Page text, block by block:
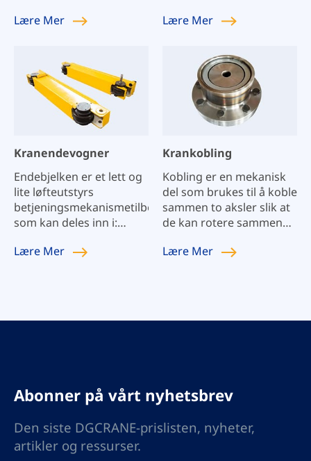
enkeltfelghjul,
standardhjul.
Lære Mer
utmerket ytelse; bredt
2,75 tonn til 40 tonn,
vitenskapelig
serieinndeling
(DWB112~DWB500)
bidrar til å sikre at hver
applikasjon har
hjulblokker. Brukes
hovedsakelig i stablere,
skjermmaskiner,
utstyrsstøtte,
metallurgiske vogner og
tilby våre tekniske
Lære Mer
Kranendevogner
Endebjelken er et lett og
lite løfteutstyrs
betjeningsmekanismetilbehør,
som kan deles inn i:
kranendebjelke og
Lære Mer
Krankobling
Kobling er en mekanisk
del som brukes til å koble
sammen to aksler slik at
de kan rotere sammen
dreiemoment. I
Lære Mer
Abonner på vårt nyhetsbrev
Den siste DGCRANE-prislisten, nyheter,
artikler og ressurser.